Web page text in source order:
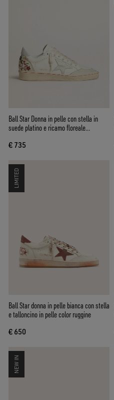
Ball Star Donna in pelle con stella in
suede platino e ricamo floreale
€ 735
LIMITED
Ball Star donna in pelle bianca con stella
e talloncino in pelle color ruggine
€ 650
NEW IN